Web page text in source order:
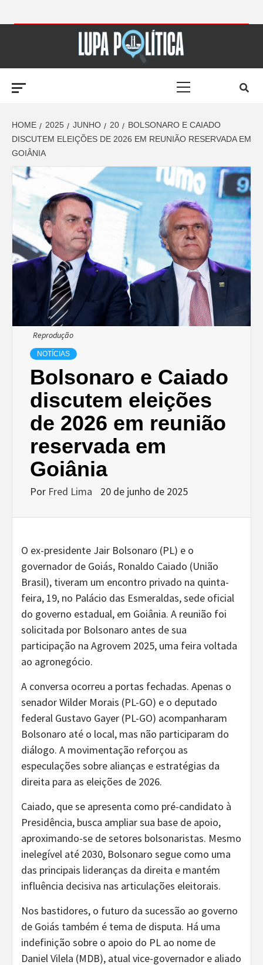
LUPA
POLÍTICA –
AMPLIANDO A
NOTÍCIA
HOME 2025 JUNHO 20
BOLSONARO E CAIADO
DISCUTEM ELEIÇÕES DE 2026 EM REUNIÃO RESERVADA EM
GOIÂNIA
Reprodução
NOTÍCIAS
Bolsonaro e Caiado
discutem eleições
de 2026 em reunião
reservada em
Goiânia
Por Fred Lima 20 de junho de 2025
O ex-presidente Jair Bolsonaro (PL) e o
governador de Goiás, Ronaldo Caiado (União
Brasil), tiveram um encontro privado na quinta-
feira, 19, no Palácio das Esmeraldas, sede oficial
do governo estadual, em Goiânia. A reunião foi
solicitada por Bolsonaro antes de sua
participação na Agrovem 2025, uma feira voltada
ao agronegócio.
A conversa ocorreu a portas fechadas. Apenas o
senador Wilder Morais (PL-GO) e o deputado
federal Gustavo Gayer (PL-GO) acompanharam
Bolsonaro até o local, mas não participaram do
diálogo. A movimentação reforçou as
especulações sobre alianças e estratégias da
direita para as eleições de 2026.
Caiado, que se apresenta como pré-candidato à
Presidência, busca ampliar sua base de apoio,
aproximando-se de setores bolsonaristas. Mesmo
inelegível até 2030, Bolsonaro segue como uma
das principais lideranças da direita e mantém
influência decisiva nas articulações eleitorais.
Nos bastidores, o futuro da sucessão ao governo
de Goiás também é tema de disputa. Há uma
indefinição sobre o apoio do PL ao nome de
Daniel Vilela (MDB), atual vice-governador e aliado